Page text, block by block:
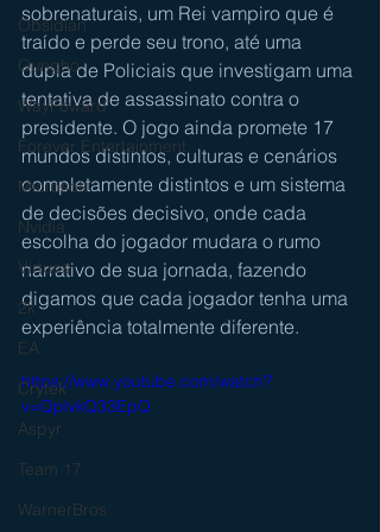
Obsidian
Gungho
WayFoward
Forever Entertainment
Microsoft
Nvidia
Virtuos
2k
EA
Crytek
Aspyr
Team 17
WarnerBros
sobrenaturais, um Rei vampiro que é
traído e perde seu trono, até uma
dupla de Policiais que investigam uma
tentativa de assassinato contra o
presidente. O jogo ainda promete 17
mundos distintos, culturas e cenários
completamente distintos e um sistema
de decisões decisivo, onde cada
escolha do jogador mudara o rumo
narrativo de sua jornada, fazendo
digamos que cada jogador tenha uma
experiência totalmente diferente.
https://www.youtube.com/watch?
v=QplvkQ33EpQ